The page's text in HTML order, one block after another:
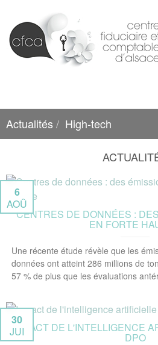
Actualités High-tech
CENTRES DE DONNÉES :
EN FORTE
6
AOÛ
Une récente étude révèle que les
données ont atteint 286 millions de
57 % de plus que les évaluations
IMPACT DE L'INTELLIGENCE
DPO
30
JUI